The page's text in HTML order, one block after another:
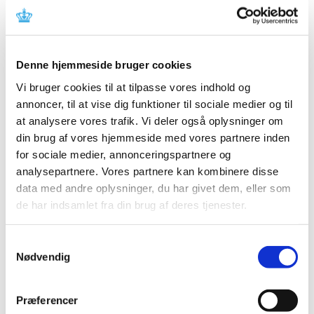
Denne hjemmeside bruger cookies
Vi bruger cookies til at tilpasse vores indhold og
annoncer, til at vise dig funktioner til sociale medier og til
at analysere vores trafik. Vi deler også oplysninger om
din brug af vores hjemmeside med vores partnere inden
for sociale medier, annonceringspartnere og
analysepartnere. Vores partnere kan kombinere disse
data med andre oplysninger, du har givet dem, eller som
de har indsamlet fra din brug af deres tjenester.
Nødvendig
Præferencer
Der er observeret alvorlig leverskade med fezolinetant.
markedsføringstilladelse for kritiske
lægemidler
|13. januar 2025|
Lægemiddelstyrelsen opfordrer virksomheder til at
ansøge om markedsføringstilladelse for udvalgte…
Årets fokus ved inspektioner i 2025
|7. januar 2025|
Fokus på rengøringsvalidering under GMP-inspektioner
Lægemiddelstyrelsen har et øget fokus på…
Metoprololsuccinat 25 mg; tilladelse til
længere aktiv